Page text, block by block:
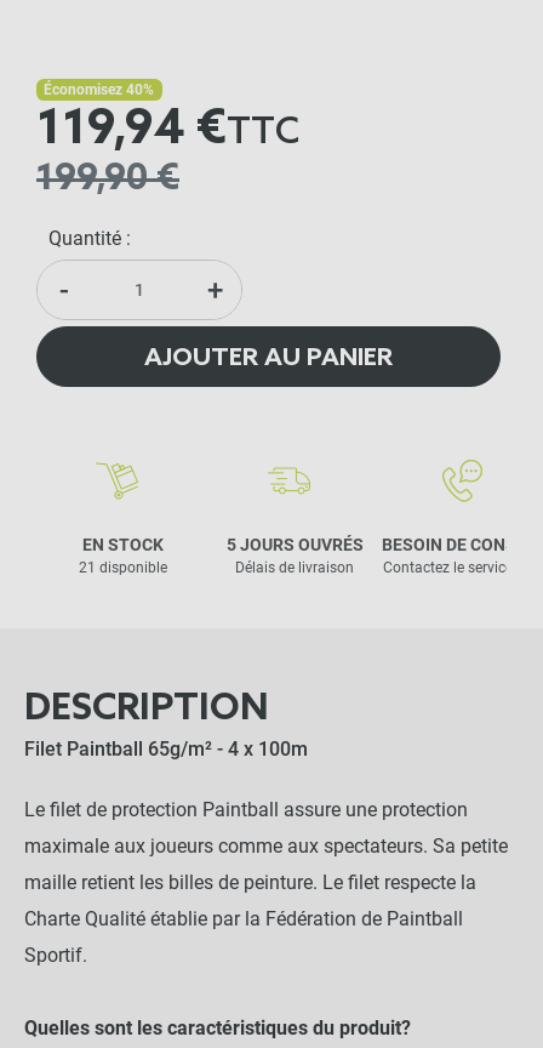
Économisez 40%
119,94 €TTC
199,90 €
Quantité :
- +
AJOUTER AU PANIER
EN STOCK
21 disponible
5 JOURS OUVRÉS
Délais de livraison
BESOIN DE CONSEIL
Contactez le service
DESCRIPTION
Filet Paintball 65g/m² - 4 x 100m
Le filet de protection Paintball assure une protection
maximale aux joueurs comme aux spectateurs. Sa petite
maille retient les billes de peinture. Le filet respecte la
Charte Qualité établie par la Fédération de Paintball
Sportif.
Quelles sont les caractéristiques du produit?